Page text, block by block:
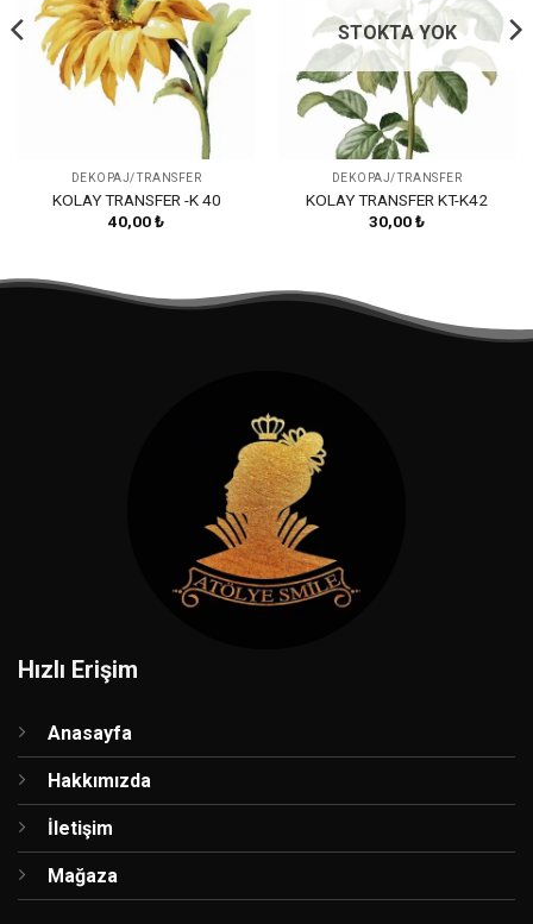
DEKOPAJ/TRANSFER
KOLAY TRANSFER -K 40
40,00₺
STOKTA YOK
DEKOPAJ/TRANSFER
KOLAY TRANSFER KT-K42
30,00₺
Hızlı Erişim
Anasayfa
Hakkımızda
İletişim
Mağaza